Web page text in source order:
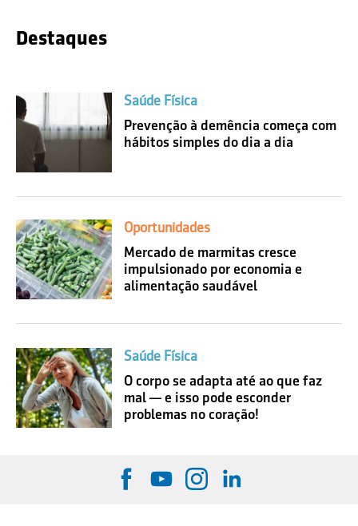
Destaques
Saúde Física
Prevenção à demência começa com
hábitos simples do dia a dia
Oportunidades
Mercado de marmitas cresce
impulsionado por economia e
alimentação saudável
Saúde Física
O corpo se adapta até ao que faz
mal — e isso pode esconder
problemas no coração!